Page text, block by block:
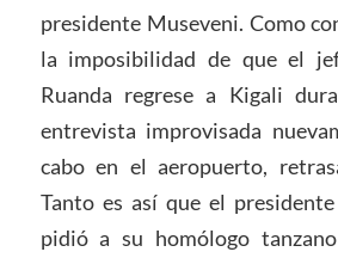
presidente Museveni. Como
la imposibilidad de que el
Ruanda regrese a Kigali
entrevista improvisada
cabo en el aeropuerto,
Tanto es así que el
pidió a su homólogo